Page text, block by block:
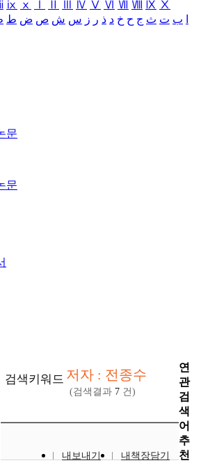
ⅸ ⅹ Ⅳ Ⅴ Ⅵ Ⅶ Ⅷ Ⅸ Ⅹ
ب ت ث ج ح خ د ذ ر ز س ش ص ض ط
문
문
검색키워드 저자 : 전종수
(검색결과 7 건)
내보내기
내책장담기
연
관
검
색
어
추
천